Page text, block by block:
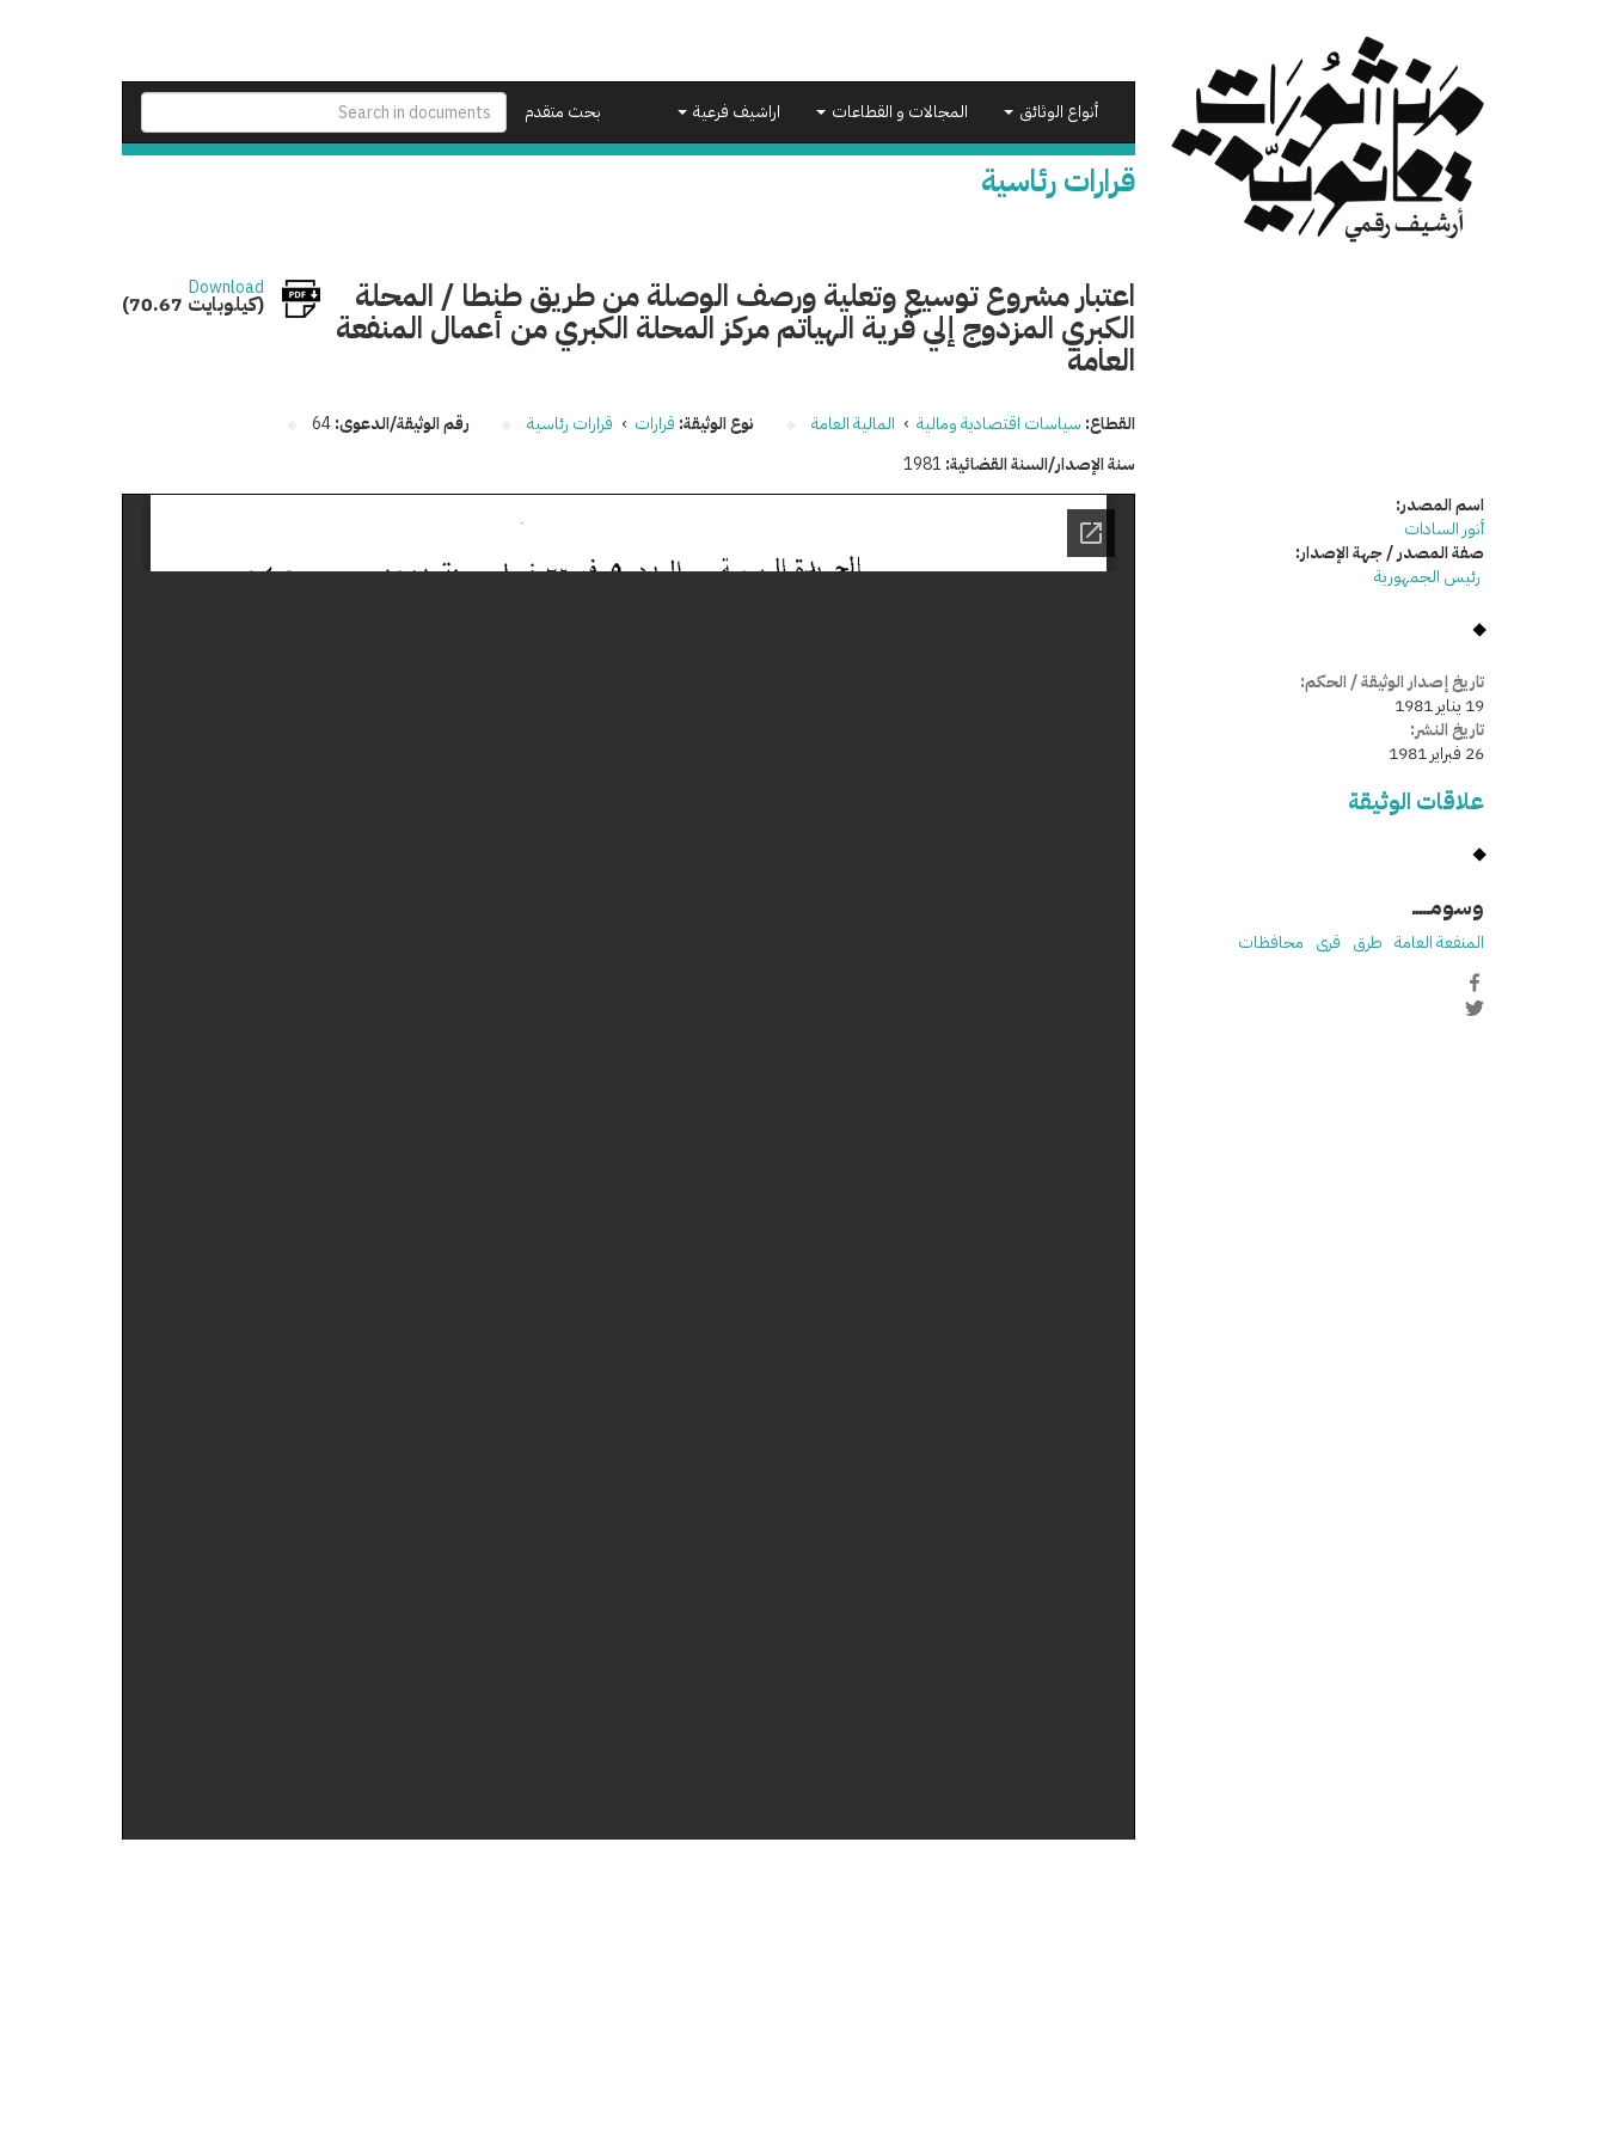
بحث متقدم
أنواع الوثائق المجالات و القطاعات اراشيف فرعية
قرارات رئاسية
اعتبار مشروع توسيع وتعلية ورصف الوصلة من طريق طنطا / المحلة
الكبري المزدوج إلي قرية الهياتم مركز المحلة الكبري من أعمال المنفعة
العامة
Download
(70.67 كيلوبايت)
القطاع: سياسات اقتصادية ومالية › المالية العامة نوع الوثيقة: قرارات › قرارات رئاسية رقم الوثيقة/الدعوى:64
سنة الإصدار/السنة القضائية: 1981
اسم المصدر:
أنور السادات
صفة المصدر / جهة الإصدار:
رئيس الجمهورية
تاريخ إصدار الوثيقة / الحكم:
19 يناير 1981
تاريخ النشر:
26 فبراير 1981
علاقات الوثيقة
وسومـــــ
المنفعة العامة طرق قرى محافظات